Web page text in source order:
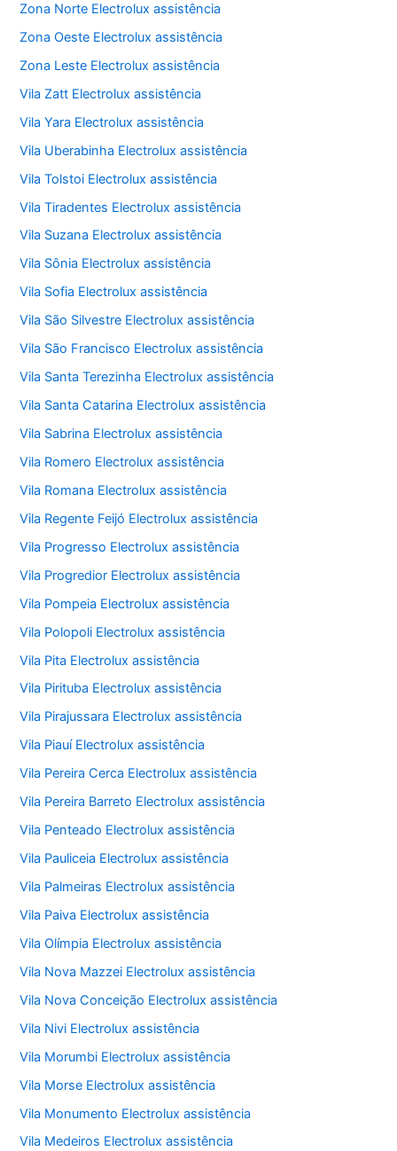
Zona Norte Electrolux assistência
Zona Oeste Electrolux assistência
Zona Leste Electrolux assistência
Vila Zatt Electrolux assistência
Vila Yara Electrolux assistência
Vila Uberabinha Electrolux assistência
Vila Tolstoi Electrolux assistência
Vila Tiradentes Electrolux assistência
Vila Suzana Electrolux assistência
Vila Sônia Electrolux assistência
Vila Sofia Electrolux assistência
Vila São Silvestre Electrolux assistência
Vila São Francisco Electrolux assistência
Vila Santa Terezinha Electrolux assistência
Vila Santa Catarina Electrolux assistência
Vila Sabrina Electrolux assistência
Vila Romero Electrolux assistência
Vila Romana Electrolux assistência
Vila Regente Feijó Electrolux assistência
Vila Progresso Electrolux assistência
Vila Progredior Electrolux assistência
Vila Pompeia Electrolux assistência
Vila Polopoli Electrolux assistência
Vila Pita Electrolux assistência
Vila Pirituba Electrolux assistência
Vila Pirajussara Electrolux assistência
Vila Piauí Electrolux assistência
Vila Pereira Cerca Electrolux assistência
Vila Pereira Barreto Electrolux assistência
Vila Penteado Electrolux assistência
Vila Pauliceia Electrolux assistência
Vila Palmeiras Electrolux assistência
Vila Paiva Electrolux assistência
Vila Olímpia Electrolux assistência
Vila Nova Mazzei Electrolux assistência
Vila Nova Conceição Electrolux assistência
Vila Nivi Electrolux assistência
Vila Morumbi Electrolux assistência
Vila Morse Electrolux assistência
Vila Monumento Electrolux assistência
Vila Medeiros Electrolux assistência